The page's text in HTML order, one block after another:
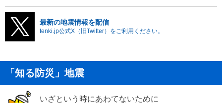
最新の地震情報を配信
tenki.jp公式X（旧Twitter）をご利用ください。
「知る防災」地震
いざという時にあわてないために